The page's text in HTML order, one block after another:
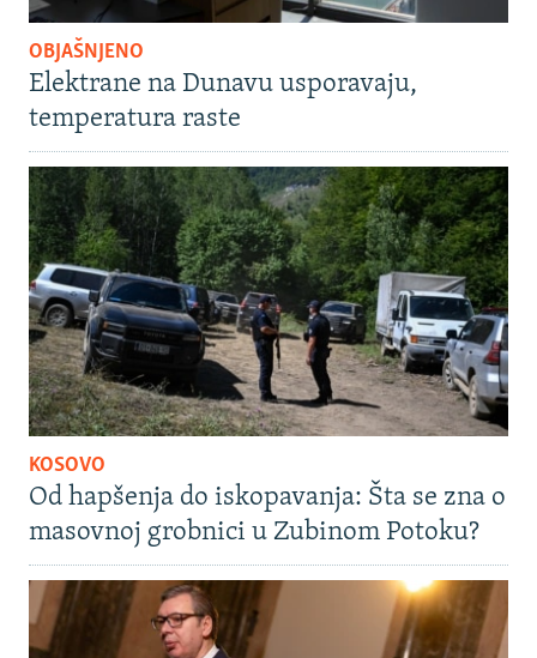
OBJAŠNJENO
Elektrane na Dunavu usporavaju,
temperatura raste
KOSOVO
Od hapšenja do iskopavanja: Šta se zna o
masovnoj grobnici u Zubinom Potoku?